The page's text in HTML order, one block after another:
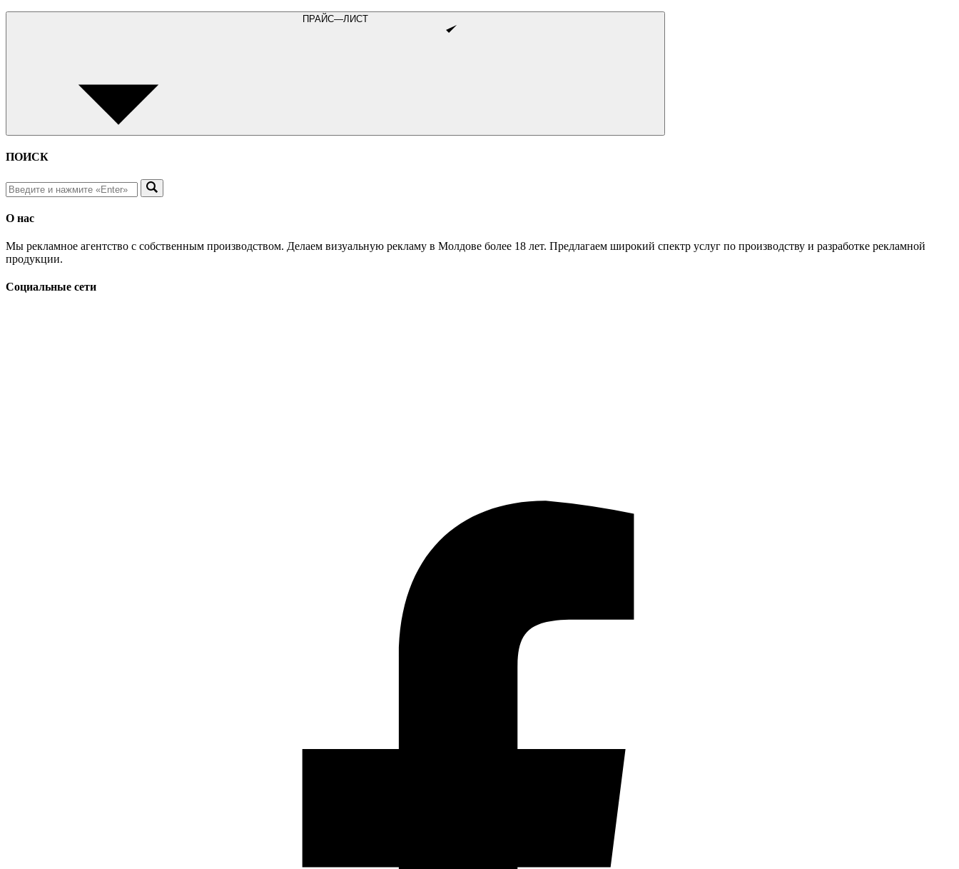
ПРАЙС—ЛИСТ
ПОИСК
О нас
Мы рекламное агентство с собственным производством. Делаем визуальную рекламу в Молдове более 18 лет. Предлагаем широкий спектр услуг по производству и разработке рекламной
продукции.
Социальные сети